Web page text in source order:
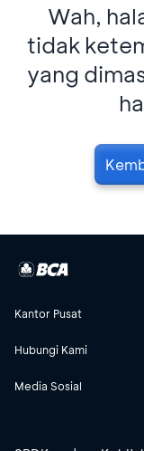
Wah,
tidak
yang
Kantor Pusat
Hubungi Kami
Media Sosial